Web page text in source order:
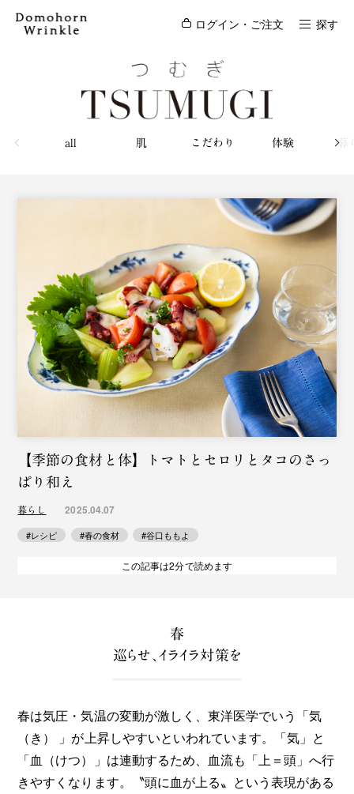
ログイン・ご注文 探す
all 肌 こだわり 体験 暮
【季節の食材と体】トマトとセロリとタコのさっ
ぱり和え
暮らし 2025.04.07
#レシピ #春の食材 #谷口ももよ
この記事は2分で読めます
春
巡らせ、イライラ対策を
春は気圧・気温の変動が激しく、東洋医学でいう「気
（き） 」が上昇しやすいといわれています。「気」と
「血（けつ）」は連動するため、血流も「上＝頭」へ行
きやすくなります。〝頭に血が上る〟という表現がある